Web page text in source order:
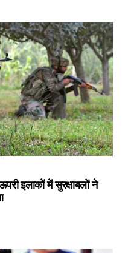
इलाकों में सुरक्षाबलों ने